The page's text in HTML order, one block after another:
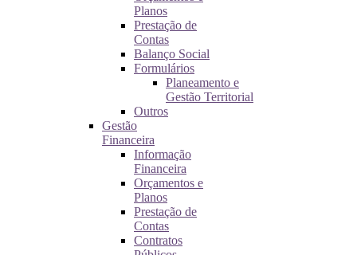
Planos
Prestação de
Contas
Balanço Social
Formulários
Planeamento e
Gestão Territorial
Outros
Gestão
Financeira
Informação
Financeira
Orçamentos e
Planos
Prestação de
Contas
Contratos